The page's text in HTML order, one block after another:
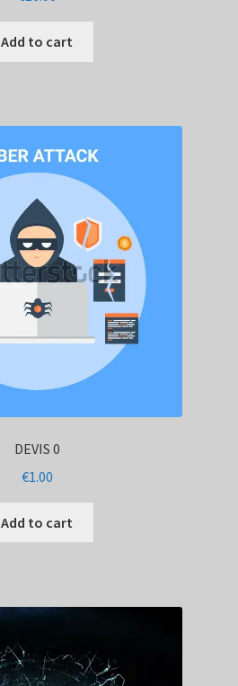
Add to cart
DEVIS 0
€1.00
Add to cart